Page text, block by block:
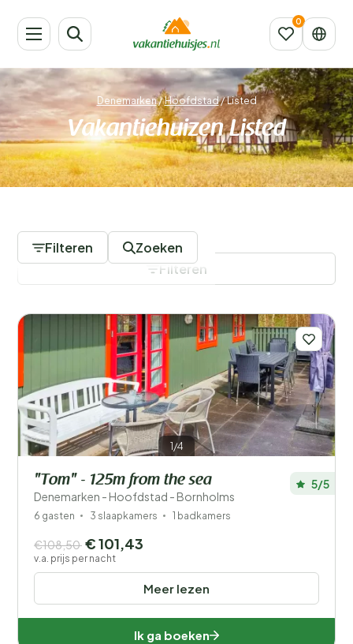
Denemarken/Hoofdstad/Listed
Vakantiehuizen Listed
Filteren Zoeken
Je vakantie
Kies reisdata en je gezelschap
Wanneer?
Filters opslaan
Filteren
1/4
"Tom" - 125m from the sea
Denemarken - Hoofdstad - Bornholms
5/5
6 gasten 3 slaapkamers 1 badkamers
Meer lezen
€108,50 € 101,43
v.a. prijs per nacht
Ik ga boeken